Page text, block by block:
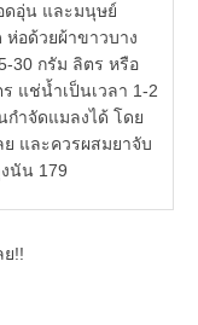
ลือดอุ่น และมนุษย์
ด้วยผ้าขาวบาง
30 กรัม ลิตร หรือ
แช่น้ำเป็นเวลา 1-2
กำจัดแมลงได้ โดย
และควรผสมยาจับ
นัน 179
ย!!